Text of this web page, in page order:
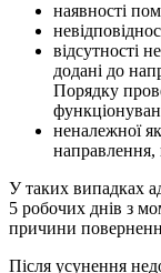
наявності
відсутності
додані до
Порядку
неналежної
У таких випадках
5 робочих днів з
причини
Після усунення